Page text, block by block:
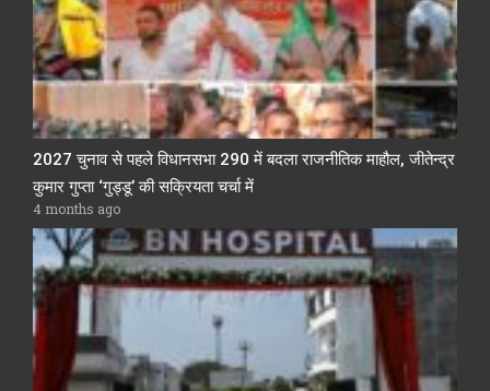
2027 चुनाव से पहले विधानसभा 290 में बदला राजनीतिक माहौल, जीतेन्द्र
कुमार गुप्ता ‘गुड्डू’ की सक्रियता चर्चा में
4 months ago